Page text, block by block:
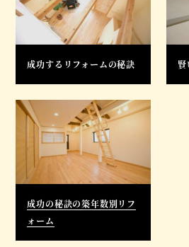
成功するリフォームの秘訣
成功の秘訣の築年数別リフ
ォーム